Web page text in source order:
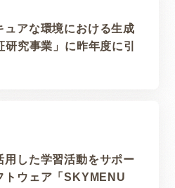
ュアな環境における生成
究事業」に昨年度に引
用した学習活動をサポー
トウェア「SKYMENU